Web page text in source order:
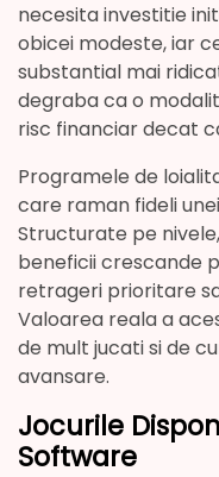
necesita investitie
obicei modeste, iar
substantial mai
degraba ca o
risc financiar decat
Programele de
care raman fideli
Structurate pe
beneficii crescande
retrageri prioritare
Valoarea reala a
de mult jucati si de
avansare.
Jocurile
Software